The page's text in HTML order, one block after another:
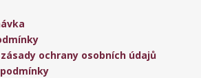
ochrany osobních údajů